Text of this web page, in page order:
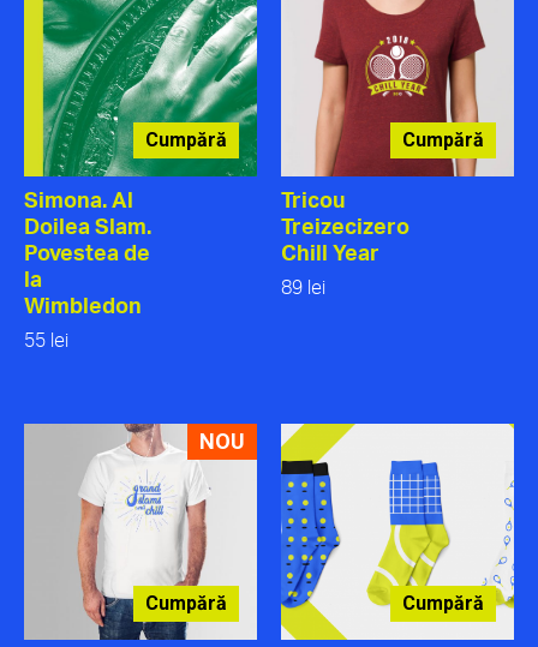
Cumpără
Simona. Al
Doilea Slam.
Povestea de
la
Wimbledon
55 lei
Cumpără
Tricou
Treizecizero
Chill Year
89 lei
NOU
Cumpără Cumpără